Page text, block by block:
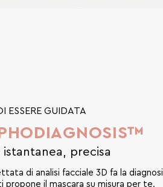
ESSERE GUIDATA
istantanea, precisa
di analisi facciale 3D fa la diagnosi
il mascara su misura per te.